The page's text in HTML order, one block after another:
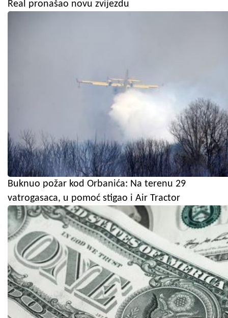
Real pronašao novu zvijezdu
Buknuo požar kod Orbanića: Na terenu 29
vatrogasaca, u pomoć stigao i Air Tractor